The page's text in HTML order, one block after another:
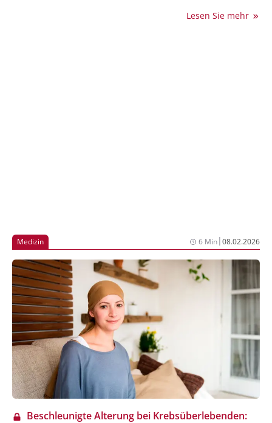
hat nun einen molekularen Schutzmechanismus
Lesen Sie mehr
Medizin 6 Min|08.02.2026
Beschleunigte Alterung bei Krebsüberlebenden: